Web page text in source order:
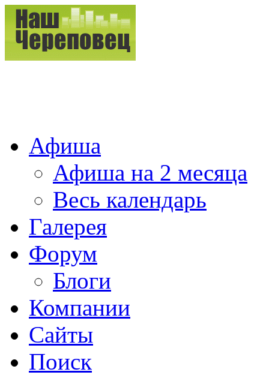
Афиша
Афиша на 2 месяца
Весь календарь
Галерея
Форум
Блоги
Компании
Сайты
Поиск